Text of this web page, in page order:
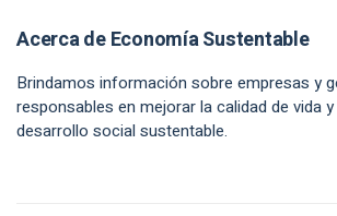
Acerca de Economía Sustentable
Brindamos información sobre empresas y
responsables en mejorar la calidad de vida
desarrollo social sustentable.